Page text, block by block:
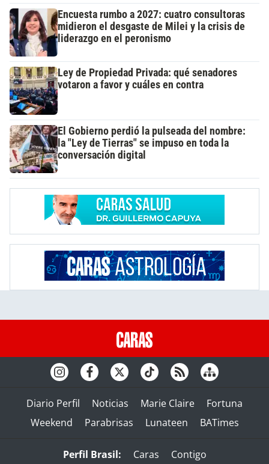
Encuesta rumbo a 2027: cuatro consultoras
midieron el desgaste de Milei y la crisis de
liderazgo en el peronismo
Ley de Propiedad Privada: qué senadores
votaron a favor y cuáles en contra
El Gobierno perdió la pulseada del nombre:
la "Ley de Tierras" se impuso en toda la
conversación digital
Diario Perfil Noticias Marie Claire
Fortuna
Weekend
Parabrisas Lunateen BATimes
Perfil Brasil: Caras Contigo